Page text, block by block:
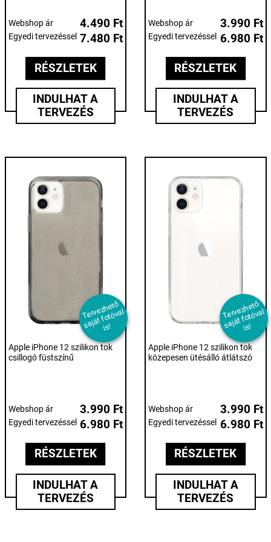
Webshop ár 4.490 Ft
Egyedi tervezéssel 7.480 Ft
RÉSZLETEK
INDULHAT A
TERVEZÉS
Webshop ár 3.990 Ft
Egyedi tervezéssel 6.980 Ft
RÉSZLETEK
INDULHAT A
TERVEZÉS
T
er
v
e
z
h
et
ő
s
aj
át f
ot
ó
v
al
i
s!
Apple iPhone 12 szilikon tok
csillogó füstszínű
Webshop ár 3.990 Ft
Egyedi tervezéssel 6.980 Ft
RÉSZLETEK
INDULHAT A
TERVEZÉS
T
er
v
e
z
h
et
ő
s
aj
át f
ot
ó
v
al
i
s!
Apple iPhone 12 szilikon tok
közepesen ütésálló átlátszó
Webshop ár 3.990 Ft
Egyedi tervezéssel 6.980 Ft
RÉSZLETEK
INDULHAT A
TERVEZÉS